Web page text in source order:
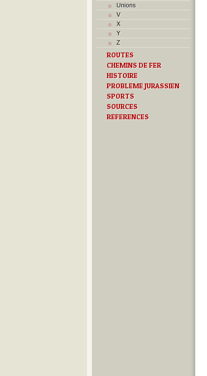
Unions
V
X
Y
Z
ROUTES
CHEMINS DE FER
HISTOIRE
PROBLEME JURASSIEN
SPORTS
SOURCES
REFERENCES